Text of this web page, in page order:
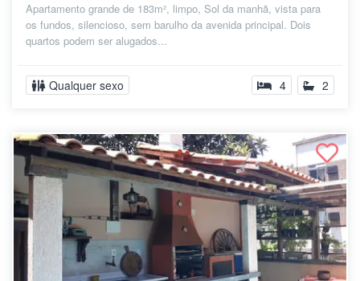
Apartamento grande de 183m², limpo, Sol da manhã, vista para
os fundos, silencioso, sem barulho da avenida principal. Dois
quartos podem ser alugados...
Qualquer sexo 4 2